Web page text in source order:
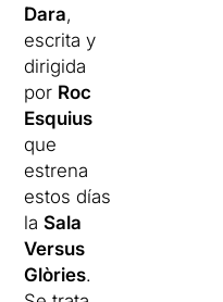
Dara,
escrita y
dirigida
por Roc
Esquius
que
estrena
estos días
laSala
Versus
Glòries.